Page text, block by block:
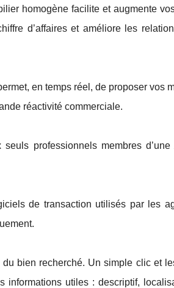
homogène facilite et augmente
d’affaires et améliore les
en temps réel, de proposer vos
réactivité commerciale.
professionnels membres d’une
de transaction utilisés par les
bien recherché. Un simple clic et
informations utiles : descriptif,